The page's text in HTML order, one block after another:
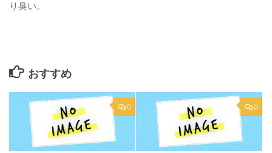
り臭い。
おすすめ
0 0